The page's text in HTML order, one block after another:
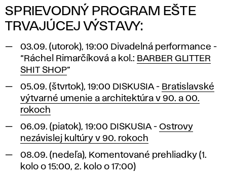
SPRIEVODNÝ PROGRAM EŠTE
TRVAJÚCEJ VÝSTAVY:
03.09. (utorok), 19:00 Divadelná performance -
“Ráchel Rimarčíková a kol.: BARBER GLITTER
SHIT SHOP”
05.09. (štvrtok), 19:00 DISKUSIA - Bratislavské
výtvarné umenie a architektúra v 90. a 00.
rokoch
06.09. (piatok), 19:00 DISKUSIA - Ostrovy
nezávislej kultúry v 90. rokoch
08.09. (nedeľa), Komentované prehliadky (1.
kolo o 15:00, 2. kolo o 17:00)